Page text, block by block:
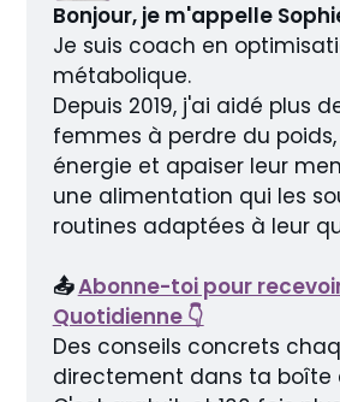
Bonjour, je m'appelle
Je suis coach en
métabolique.
Depuis 2019, j'ai aidé plus
femmes à perdre du
énergie et apaiser leur
une alimentation qui les
routines adaptées à leur
📤 Abonne-toi pour
Quotidienne 👇
Des conseils concrets
directement dans ta boîte